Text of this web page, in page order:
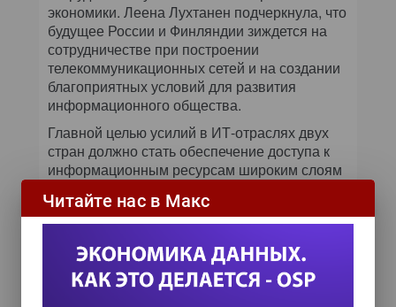
экономики. Леена Лухтанен подчеркнула, что
будущее России и Финляндии зиждется на
сотрудничестве при построении
телекоммуникационных сетей и на создании
благоприятных условий для развития
информационного общества.
Главной целью усилий в ИТ-отраслях двух
стран должно стать обеспечение доступа к
информационным ресурсам широким слоям
уровня безопасности сетей связи. Леена
Лухтанен рассказала, что на ее встрече с
министром информационных технологий и
связи России Леонидом Рейманом
обсуждались вопросы развития цифрового
Читайте нас в Макс